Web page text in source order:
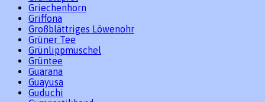
Griechenhorn
Griffona
Großblättriges Löwenohr
Grüner Tee
Grünlippmuschel
Grüntee
Guarana
Guayusa
Guduchi